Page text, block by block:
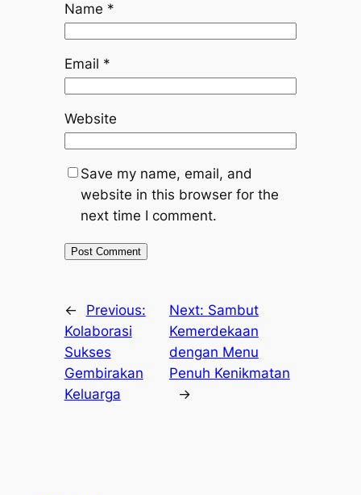
Name *
Email *
Website
Save my name, email, and
website in this browser for the
next time I comment.
←
Previous:
Kolaborasi
Sukses
Gembirakan
Keluarga
Next: Sambut
Kemerdekaan
dengan Menu
Penuh Kenikmatan
→